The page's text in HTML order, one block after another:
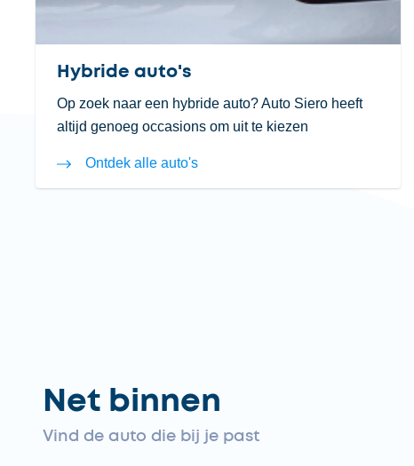
Hybride auto's
Op zoek naar een hybride auto? Auto Siero heeft
altijd genoeg occasions om uit te kiezen
Ontdek alle auto's
Net binnen
Vind de auto die bij je past